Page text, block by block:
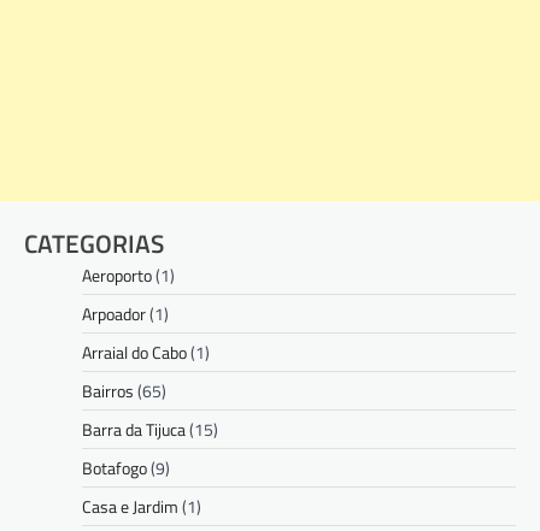
CATEGORIAS
Aeroporto(1)
Arpoador(1)
Arraial do Cabo(1)
Bairros(65)
Barra da Tijuca(15)
Botafogo(9)
Casa e Jardim(1)